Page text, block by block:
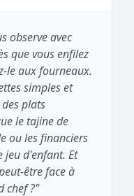
observe avec
que vous enfilez
le aux fourneaux.
simples et
plats
le tajine de
ou les financiers
jeu d'enfant. Et
être face à
chef ?"